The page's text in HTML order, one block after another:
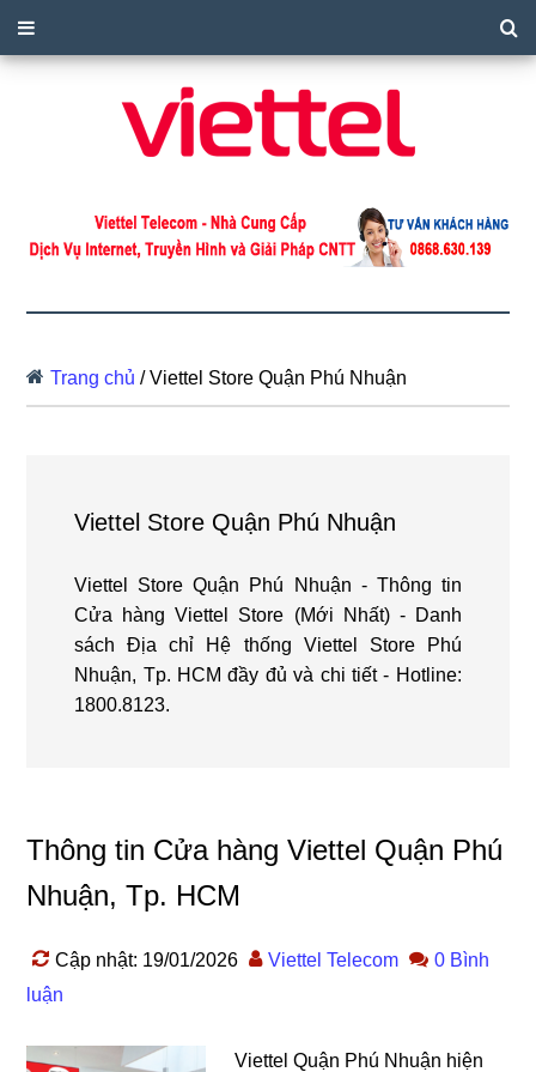
Trang chủ /Viettel Store Quận Phú Nhuận
Viettel Store Quận Phú Nhuận
Viettel Store Quận Phú Nhuận - Thông tin
Cửa hàng Viettel Store (Mới Nhất) - Danh
sách Địa chỉ Hệ thống Viettel Store Phú
Nhuận, Tp. HCM đầy đủ và chi tiết - Hotline:
1800.8123.
Thông tin Cửa hàng Viettel Quận Phú
Nhuận, Tp. HCM
Cập nhật: 19/01/2026 Viettel Telecom
0 Bình
luận
Viettel Quận Phú Nhuận hiện